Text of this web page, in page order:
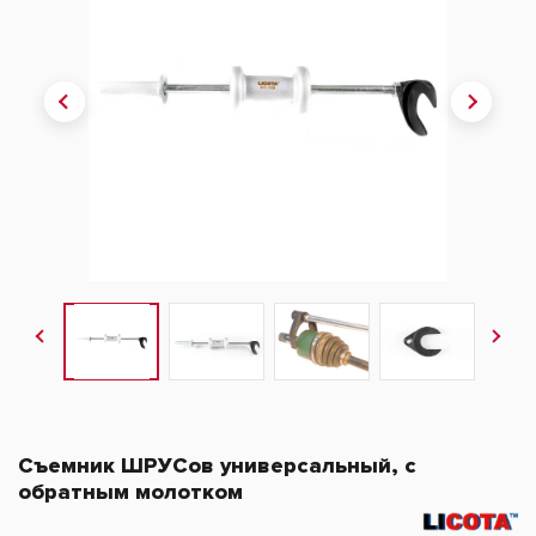
Съемник ШРУСов универсальный, с
обратным молотком